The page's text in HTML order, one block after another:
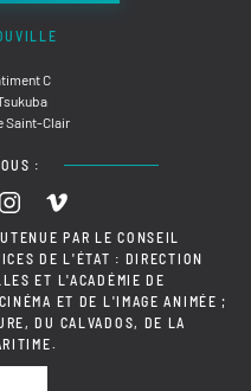
C
Saint-Clair
:
PAR LE CONSEIL
DE L'ÉTAT : DIRECTION
ET L'ACADÉMIE DE
ET DE L'IMAGE ANIMÉE ;
DU CALVADOS, DE LA